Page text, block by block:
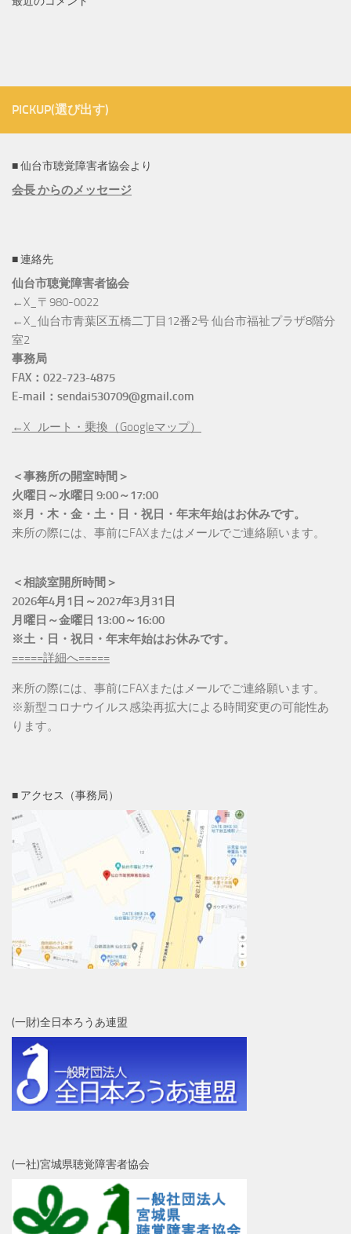
PICKUP(選び出す)
■ 仙台市聴覚障害者協会より
会長 からのメッセージ
■ 連絡先
仙台市聴覚障害者協会
←X_〒980-0022
←X_仙台市青葉区五橋二丁目12番2号 仙台市福祉プラザ8階分
室2
事務局
FAX：022-723-4875
E-mail：sendai530709@gmail.com
←X_ルート・乗換（Googleマップ）
＜事務所の開室時間＞
火曜日～水曜日 9:00～17:00
※月・木・金・土・日・祝日・年末年始はお休みです。
来所の際には、事前にFAXまたはメールでご連絡願います。
＜相談室開所時間＞
2026年4月1日～2027年3月31日
月曜日～金曜日 13:00～16:00
※土・日・祝日・年末年始はお休みです。
=====詳細へ=====
来所の際には、事前にFAXまたはメールでご連絡願います。
※新型コロナウイルス感染再拡大による時間変更の可能性あ
ります。
■ アクセス（事務局）
(一財)全日本ろうあ連盟
(一社)宮城県聴覚障害者協会